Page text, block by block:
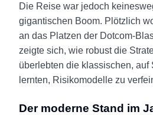
Die Reise war jedoch
gigantischen Boom. Plötzlich
an das Platzen der Dotcom-
zeigte sich, wie robust die
überlebten die klassischen,
lernten, Risikomodelle zu
Der moderne Stand im